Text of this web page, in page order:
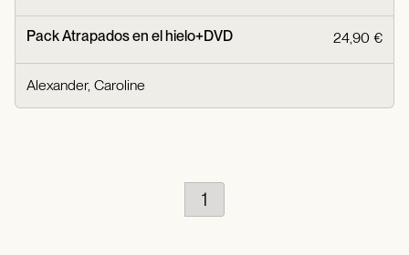
Pack Atrapados en el hielo+DVD 24,90 €
Alexander, Caroline
1